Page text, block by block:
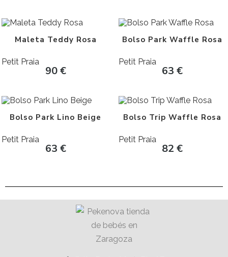
Maleta Teddy Rosa
Petit Praia
90€
Bolso Park Waffle Rosa
Petit Praia
63€
Bolso Park Lino Beige
Petit Praia
63 €
Bolso Trip Waffle Rosa
Petit Praia
82€